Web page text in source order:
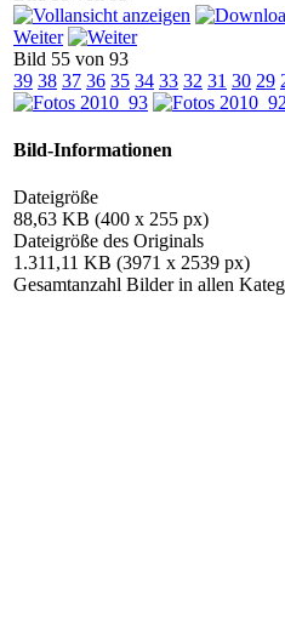
Weiter
Bild 55 von 93
39 38 37 36 35 34 33 32 31 30 29
Bild-Informationen
Dateigröße
88,63 KB (400 x 255 px)
Dateigröße des Originals
1.311,11 KB (3971 x 2539 px)
Gesamtanzahl Bilder in allen